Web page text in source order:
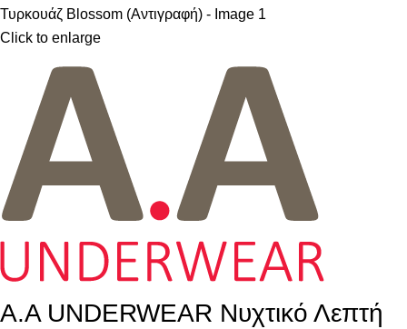
Click to enlarge
A.A UNDERWEAR Νυχτικό Λεπτή